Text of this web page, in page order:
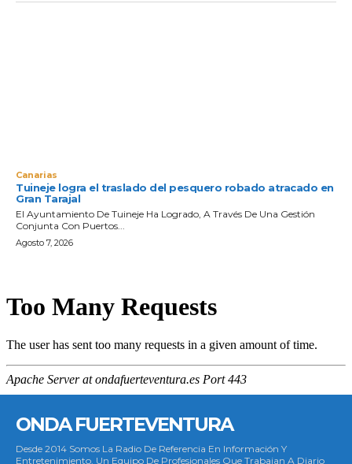
Canarias
Tuineje logra el traslado del pesquero robado atracado en
Gran Tarajal
El Ayuntamiento De Tuineje Ha Logrado, A Través De Una Gestión
Conjunta Con Puertos...
Agosto 7, 2026
ONDA FUERTEVENTURA
Desde 2014 Somos La Radio De Referencia En Información Y
Entretenimiento. Un Equipo De Profesionales Que Trabajan A Diario